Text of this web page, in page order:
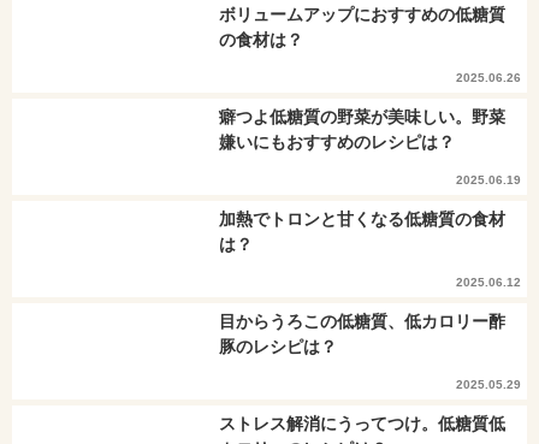
ボリュームアップにおすすめの低糖質
の食材は？
2025.06.26
癖つよ低糖質の野菜が美味しい。野菜
嫌いにもおすすめのレシピは？
2025.06.19
加熱でトロンと甘くなる低糖質の食材
は？
2025.06.12
目からうろこの低糖質、低カロリー酢
豚のレシピは？
2025.05.29
ストレス解消にうってつけ。低糖質低